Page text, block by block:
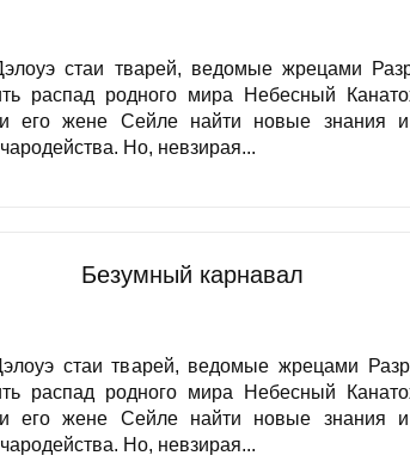
стаи тварей, ведомые жрецами
распад родного мира Небесный
его жене Сейле найти новые знания и
Но, невзирая...
Безумный карнавал
стаи тварей, ведомые жрецами
распад родного мира Небесный
его жене Сейле найти новые знания и
Но, невзирая...